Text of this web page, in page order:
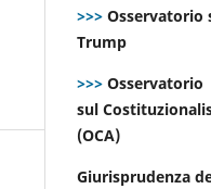
>>> Osservatorio
Trump
>>> Osservatorio
sul
(OCA)
Giurisprudenza